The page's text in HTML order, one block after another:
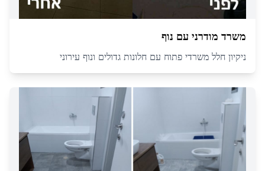
משרד מודרני עם נוף
ניקיון חלל משרדי פתוח עם חלונות גדולים ונוף עירוני